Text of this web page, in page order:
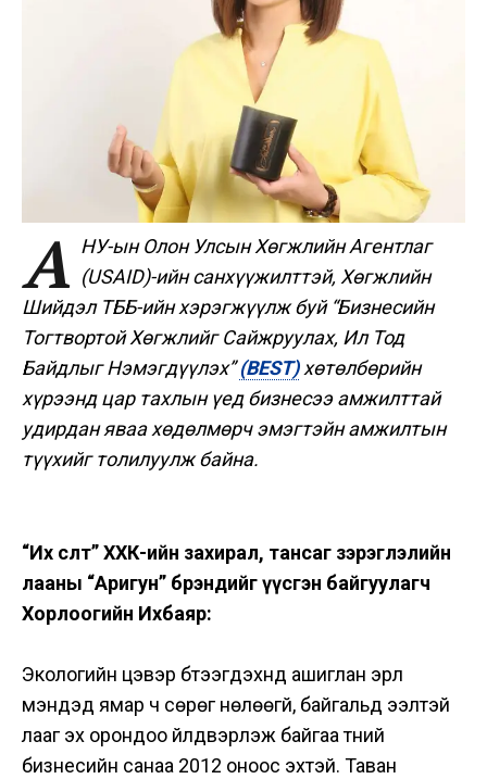
А НУ-ын Олон Улсын Хөгжлийн Агентлаг
(USAID)-ийн санхүүжилттэй, Хөгжлийн
Шийдэл ТББ-ийн хэрэгжүүлж буй “Бизнесийн
Тогтвортой Хөгжлийг Сайжруулах, Ил Тод
Байдлыг Нэмэгдүүлэх”(BEST)хөтөлбөрийн
хүрээнд цар тахлын үед бизнесээ амжилттай
удирдан яваа хөдөлмөрчэмэгтэйн амжилтын
түүхийг толилуулж байна.
“Их өсөлт” ХХК-ийн захирал, тансаг зэрэглэлийн
лааны “Аригун” брэндийг үүсгэн байгуулагч
Хорлоогийн Ихбаяр:
Экологийн цэвэр бүтээгдэхүүнүүд ашиглан эрүүл
мэндэд ямар ч сөрөг нөлөөгүй, байгальд ээлтэй
лааг эх орондоо үйлдвэрлэж байгаа түүний
бизнесийн санаа 2012 оноос эхтэй. Таван